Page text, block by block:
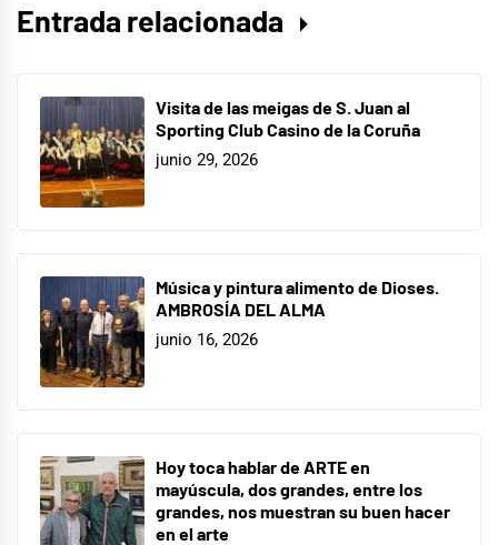
Entrada relacionada
Visita de las meigas de S. Juan al
Sporting Club Casino de la Coruña
junio 29, 2026
Música y pintura alimento de Dioses.
AMBROSÍA DEL ALMA
junio 16, 2026
Hoy toca hablar de ARTE en
mayúscula, dos grandes, entre los
grandes, nos muestran su buen hacer
en el arte